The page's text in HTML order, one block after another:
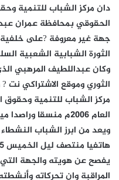
دان مركز الشباب للتنمية
الحقوقي بمحافظة عمران
جهة غير معروفة ?على
الثورة الشبابية الشعبية
وكان عبداللطيف المرهبي
الثوري وموقع الاشتراكي نت
مركز الشباب للتنمية
العام 2006م منسقا
ويعد من ابرز الشباب
يفصح عن هويته والجهة
المراقبة وان تحركاته